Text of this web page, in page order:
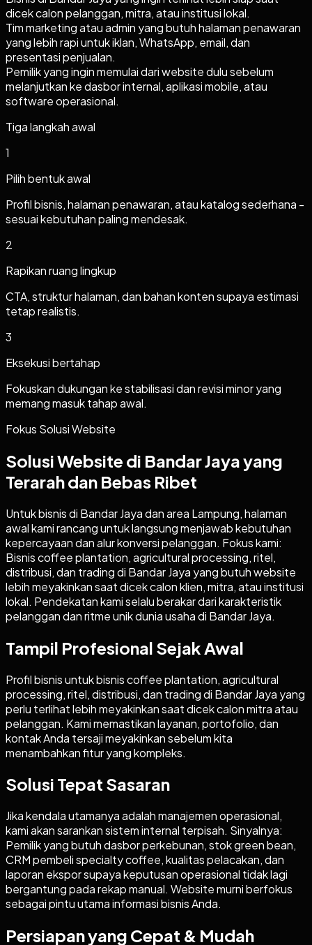
dicek calon pelanggan, mitra, atau institusi lokal.
Tim marketing atau admin yang butuh halaman penawaran
yang lebih rapi untuk iklan, WhatsApp, email, dan
presentasi penjualan.
Pemilik yang ingin memulai dari website dulu sebelum
melanjutkan ke dasbor internal, aplikasi mobile, atau
software operasional.
Tiga langkah awal
1
Pilih bentuk awal
Profil bisnis, halaman penawaran, atau katalog sederhana -
sesuai kebutuhan paling mendesak.
2
Rapikan ruang lingkup
CTA, struktur halaman, dan bahan konten supaya estimasi
tetap realistis.
3
Eksekusi bertahap
Fokuskan dukungan ke stabilisasi dan revisi minor yang
memang masuk tahap awal.
Fokus Solusi Website
Solusi Website di Bandar Jaya yang
Terarah dan Bebas Ribet
Untuk bisnis di Bandar Jaya dan area Lampung, halaman
awal kami rancang untuk langsung menjawab kebutuhan
kepercayaan dan alur konversi pelanggan. Fokus kami:
Bisnis coffee plantation, agricultural processing, ritel,
distribusi, dan trading di Bandar Jaya yang butuh website
lebih meyakinkan saat dicek calon klien, mitra, atau institusi
lokal. Pendekatan kami selalu berakar dari karakteristik
pelanggan dan ritme unik dunia usaha di Bandar Jaya.
Tampil Profesional Sejak Awal
Profil bisnis untuk bisnis coffee plantation, agricultural
processing, ritel, distribusi, dan trading di Bandar Jaya yang
perlu terlihat lebih meyakinkan saat dicek calon mitra atau
pelanggan. Kami memastikan layanan, portofolio, dan
kontak Anda tersaji meyakinkan sebelum kita
menambahkan fitur yang kompleks.
Solusi Tepat Sasaran
Jika kendala utamanya adalah manajemen operasional,
kami akan sarankan sistem internal terpisah. Sinyalnya:
Pemilik yang butuh dasbor perkebunan, stok green bean,
CRM pembeli specialty coffee, kualitas pelacakan, dan
laporan ekspor supaya keputusan operasional tidak lagi
bergantung pada rekap manual. Website murni berfokus
sebagai pintu utama informasi bisnis Anda.
Persiapan yang Cepat & Mudah